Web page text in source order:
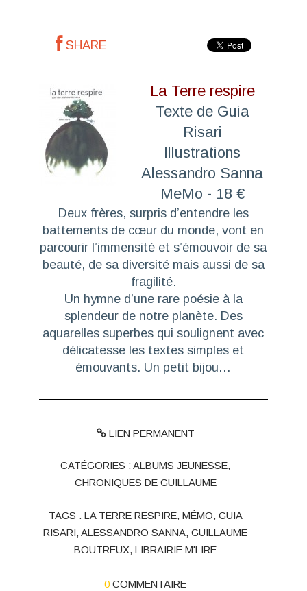
SHARE
La Terre respire
Texte de Guia
Risari
Illustrations
Alessandro Sanna
MeMo - 18 €
Deux frères, surpris d’entendre les
battements de cœur du monde, vont en
parcourir l’immensité et s’émouvoir de sa
beauté, de sa diversité mais aussi de sa
fragilité.
Un hymne d’une rare poésie à la
splendeur de notre planète. Des
aquarelles superbes qui soulignent avec
délicatesse les textes simples et
émouvants. Un petit bijou…
LIEN PERMANENT
CATÉGORIES :ALBUMS JEUNESSE,
CHRONIQUES DE GUILLAUME
TAGS : LA TERRE RESPIRE, MÉMO, GUIA
RISARI,ALESSANDRO SANNA,GUILLAUME
BOUTREUX,LIBRAIRIE M'LIRE
0 COMMENTAIRE